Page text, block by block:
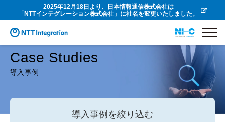
2025年12月18日より、日本情報通信株式会社は
「NTTインテグレーション株式会社」に社名を変更いたしました。
Case Studies
導入事例
導入事例を絞り込む